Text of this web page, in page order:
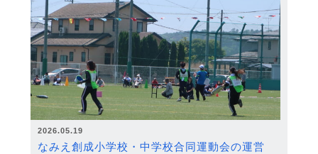
2026.05.19
なみえ創成小学校・中学校合同運動会の運営